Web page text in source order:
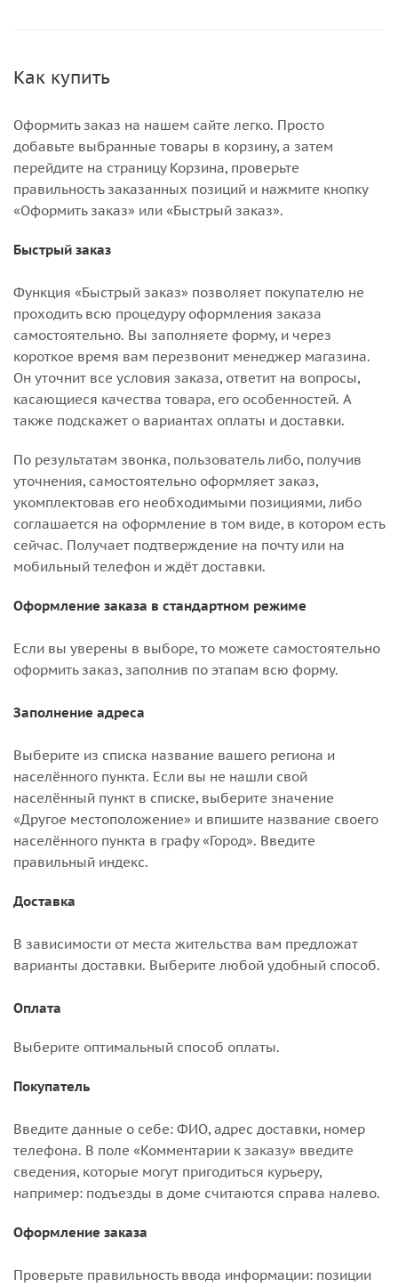
Как купить
Оформить заказ на нашем сайте легко. Просто
добавьте выбранные товары в корзину, а затем
перейдите на страницу Корзина, проверьте
правильность заказанных позиций и нажмите кнопку
«Оформить заказ» или «Быстрый заказ».
Быстрый заказ
Функция «Быстрый заказ» позволяет покупателю не
проходить всю процедуру оформления заказа
самостоятельно. Вы заполняете форму, и через
короткое время вам перезвонит менеджер магазина.
Он уточнит все условия заказа, ответит на вопросы,
касающиеся качества товара, его особенностей. А
также подскажет о вариантах оплаты и доставки.
По результатам звонка, пользователь либо, получив
уточнения, самостоятельно оформляет заказ,
укомплектовав его необходимыми позициями, либо
соглашается на оформление в том виде, в котором есть
сейчас. Получает подтверждение на почту или на
мобильный телефон и ждёт доставки.
Оформление заказа в стандартном режиме
Если вы уверены в выборе, то можете самостоятельно
оформить заказ, заполнив по этапам всю форму.
Заполнение адреса
Выберите из списка название вашего региона и
населённого пункта. Если вы не нашли свой
населённый пункт в списке, выберите значение
«Другое местоположение» и впишите название своего
населённого пункта в графу «Город». Введите
правильный индекс.
Доставка
В зависимости от места жительства вам предложат
варианты доставки. Выберите любой удобный способ.
Оплата
Выберите оптимальный способ оплаты.
Покупатель
Введите данные о себе: ФИО, адрес доставки, номер
телефона. В поле «Комментарии к заказу» введите
сведения, которые могут пригодиться курьеру,
например: подъезды в доме считаются справа налево.
Оформление заказа
Проверьте правильность ввода информации: позиции